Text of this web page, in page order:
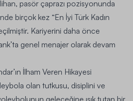
pasör çaprazı pozisyonunda
birçok kez “En İyi Türk Kadın
Kariyerini daha önce
genel menajer olarak devam
İlham Veren Hikayesi
olan tutkusu, disiplini ve
geleceğine ışık tutan bir